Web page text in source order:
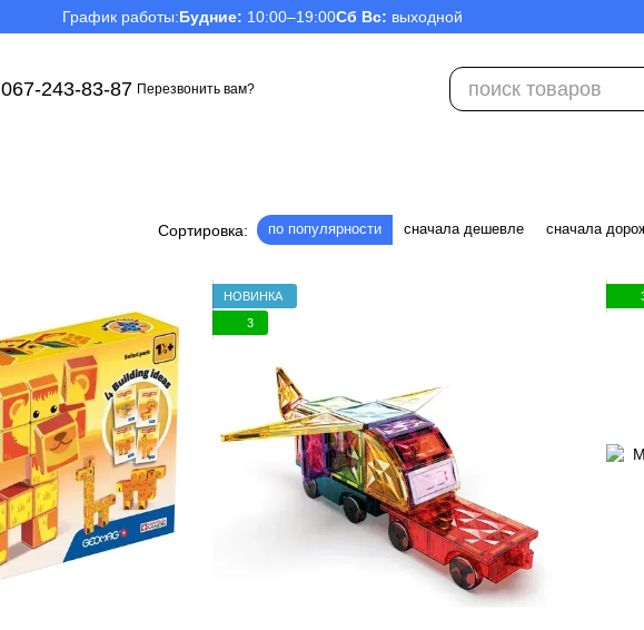
График работы:Будние: 10:00–19:00Сб Вс: выходной
067-243-83-87 Перезвонить вам?
Сортировка: по популярности сначала дешевле сначала
НОВИНКА
3